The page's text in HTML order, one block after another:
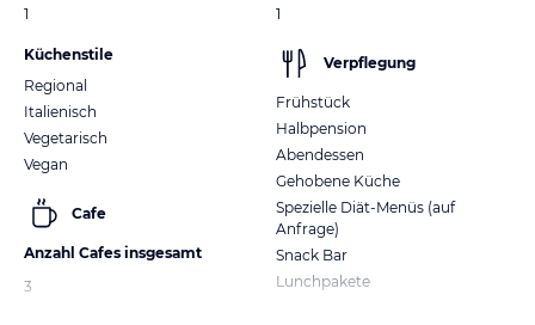
1
Küchenstile
Regional
Italienisch
Vegetarisch
Vegan
Cafe
Anzahl Cafes insgesamt
3
1
Verpflegung
Frühstück
Halbpension
Abendessen
Gehobene Küche
Spezielle Diät-Menüs (auf
Anfrage)
Snack Bar
Lunchpakete